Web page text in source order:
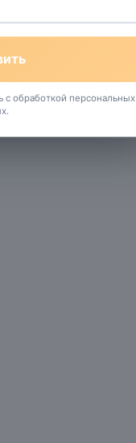
с обработкой персональных